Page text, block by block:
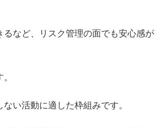
など、リスク管理の面でも安心感が
い活動に適した枠組みです。